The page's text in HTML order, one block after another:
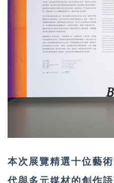
本次展覽精選十位藝